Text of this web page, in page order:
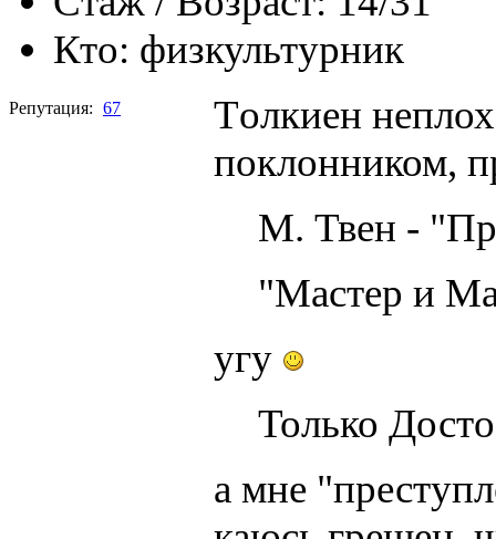
Кто: физкультурник
Репутация: 67
Tолкиен
поклонником,
М. Твен -
"Мастер и
угу
Только
а мне